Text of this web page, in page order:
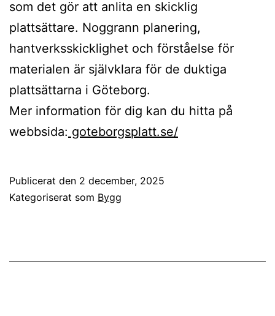
som det gör att anlita en skicklig
plattsättare. Noggrann planering,
hantverksskicklighet och förståelse för
materialen är självklara för de duktiga
plattsättarna i Göteborg.
Mer information för dig kan du hitta på
webbsida: goteborgsplatt.se/
Publicerat den 2 december, 2025
Kategoriserat som Bygg